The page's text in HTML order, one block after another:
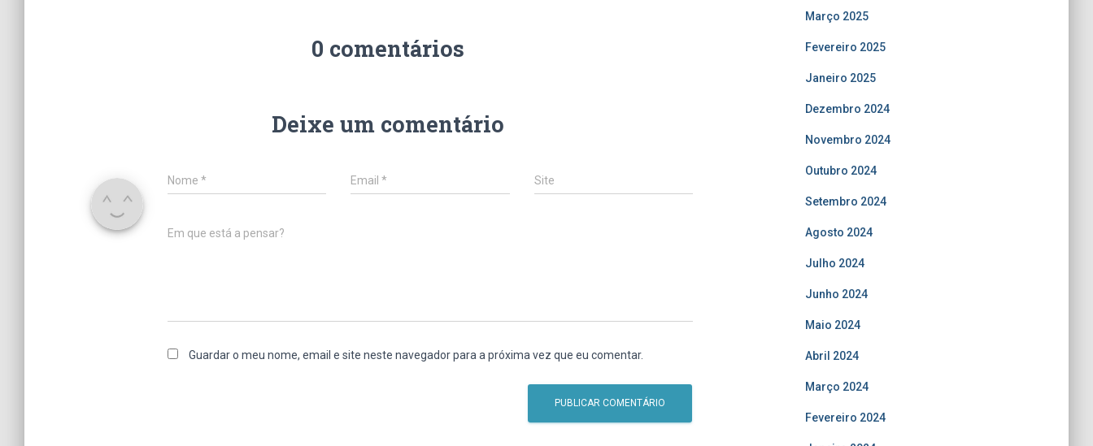
0 comentários
Deixe um comentário
Nome * Email* Site
Em que está a pensar?
Guardar o meu nome, email e site neste navegador para a próxima vez que eu comentar.
Março 2025
Fevereiro 2025
Janeiro 2025
Dezembro 2024
Novembro 2024
Outubro 2024
Setembro 2024
Agosto 2024
Julho 2024
Junho 2024
Maio 2024
Abril 2024
Março 2024
Fevereiro 2024